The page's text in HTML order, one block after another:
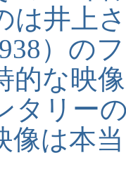
は井上
）の
的な映
タリー
像は本